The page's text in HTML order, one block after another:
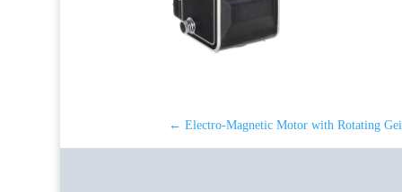
← Electro-Magnetic Motor with Rotating